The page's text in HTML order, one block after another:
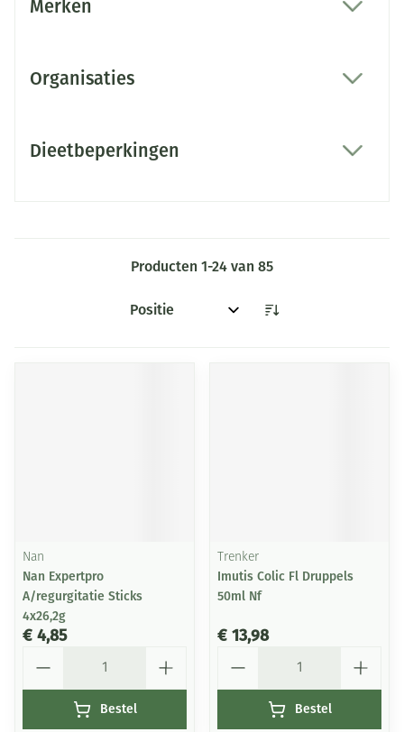
Merken
Organisaties
Dieetbeperkingen
Producten 1-24 van 85
Sorteer op:
Nan
Nan Expertpro
A/regurgitatie Sticks
4x26,2g
€ 4,85
Bestel
Trenker
Imutis Colic Fl Druppels
50ml Nf
€ 13,98
Bestel